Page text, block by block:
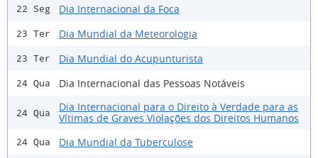
22 Seg Dia Internacional da Foca
23 Ter Dia Mundial da Meteorologia
23 Ter Dia Mundial do Acupunturista
24 Qua Dia Internacional das Pessoas Notáveis
24 Qua
Dia Internacional para o Direito à Verdade para as
Vítimas de Graves Violações dos Direitos Humanos
24 Qua Dia Mundial da Tuberculose